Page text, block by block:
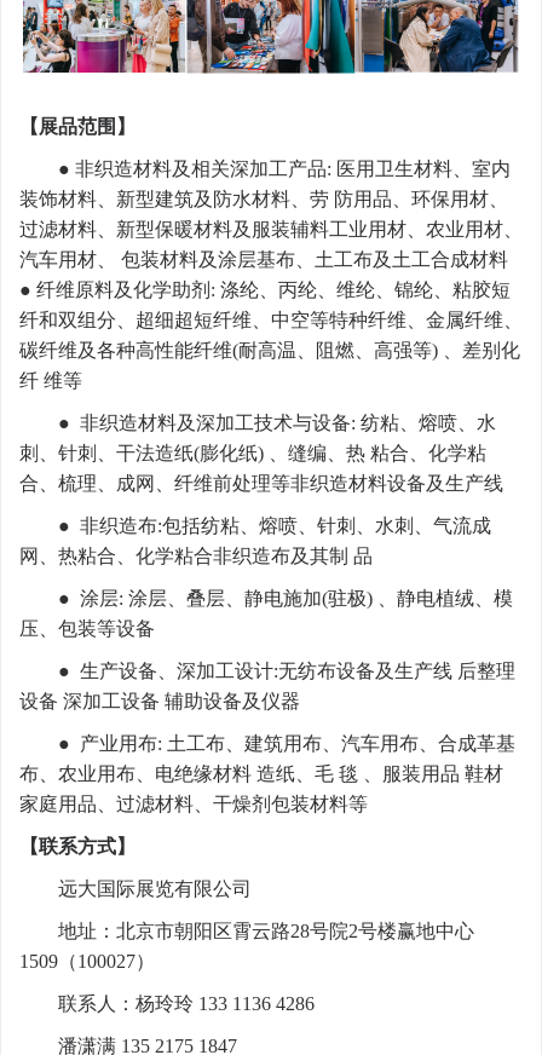
【展品范围】
● 非织造材料及相关深加工产品: 医用卫生材料、室内
装饰材料、新型建筑及防水材料、劳 防用品、环保用材、
过滤材料、新型保暖材料及服装辅料工业用材、农业用材、
汽车用材、 包装材料及涂层基布、土工布及土工合成材料
● 纤维原料及化学助剂: 涤纶、丙纶、维纶、锦纶、粘胶短
纤和双组分、超细超短纤维、中空等特种纤维、金属纤维、
碳纤维及各种高性能纤维(耐高温、阻燃、高强等) 、差别化
纤 维等
● 非织造材料及深加工技术与设备: 纺粘、熔喷、水
刺、针刺、干法造纸(膨化纸) 、缝编、热 粘合、化学粘
合、梳理、成网、纤维前处理等非织造材料设备及生产线
● 非织造布:包括纺粘、熔喷、针刺、水刺、气流成
网、热粘合、化学粘合非织造布及其制 品
● 涂层: 涂层、叠层、静电施加(驻极) 、静电植绒、模
压、包装等设备
● 生产设备、深加工设计:无纺布设备及生产线 后整理
设备 深加工设备 辅助设备及仪器
● 产业用布: 土工布、建筑用布、汽车用布、合成革基
布、农业用布、电绝缘材料 造纸、毛 毯 、服装用品 鞋材
家庭用品、过滤材料、干燥剂包装材料等
【联系方式】
远大国际展览有限公司
地址：北京市朝阳区霄云路28号院2号楼赢地中心
1509（100027）
联系人：杨玲玲 133 1136 4286
潘潇满 135 2175 1847